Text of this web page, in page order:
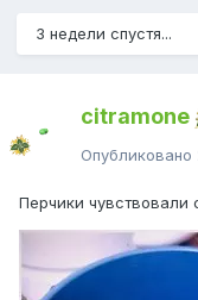
3 недели спустя...
citramone
Опубликовано
Перчики чувствовали